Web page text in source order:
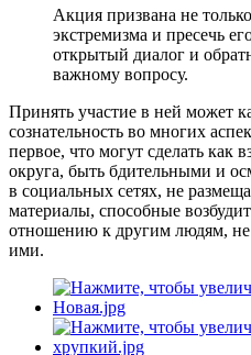
Акция призвана не
экстремизма и пресечь
открытый диалог и
важному вопросу.
Принять участие в ней может
сознательность во многих
первое, что могут сделать как
округа, быть бдительными и
в социальных сетях, не
материалы, способные
отношению к другим людям, не
ими.